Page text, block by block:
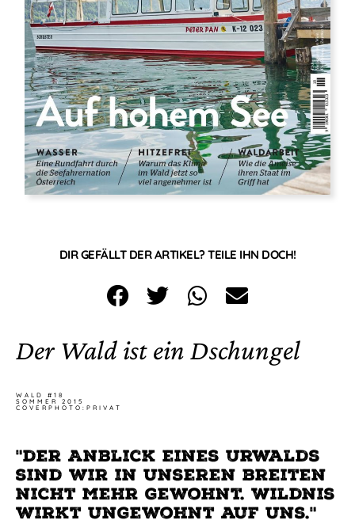
Der Wald ist ein Dschungel
WALD #18
SOMMER 2015
COVERPHOTO:PRIVAT
"der Anblick eines Urwalds
sind wir in unseren breiten
nicht mehr gewohnt. Wildnis
wirkt ungewohnt auf uns."
DIR GEFÄLLT DER ARTIKEL? TEILE IHN DOCH!